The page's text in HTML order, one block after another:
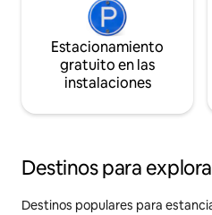
Estacionamiento
gratuito en las
instalaciones
Destinos para
Destinos populares para